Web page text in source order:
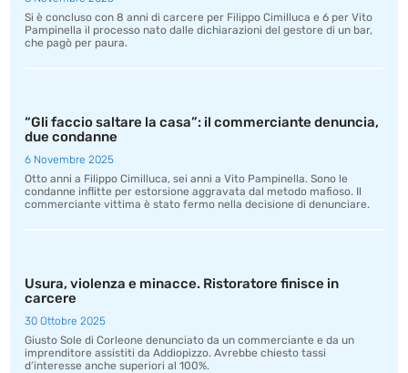
Si è concluso con 8 anni di carcere per Filippo Cimilluca e 6 per Vito
Pampinella il processo nato dalle dichiarazioni del gestore di un bar,
che pagò per paura.
“Gli faccio saltare la casa”: il commerciante denuncia,
due condanne
6 Novembre 2025
Otto anni a Filippo Cimilluca, sei anni a Vito Pampinella. Sono le
condanne inflitte per estorsione aggravata dal metodo mafioso. Il
commerciante vittima è stato fermo nella decisione di denunciare.
Usura, violenza e minacce. Ristoratore finisce in
carcere
30 Ottobre 2025
Giusto Sole di Corleone denunciato da un commerciante e da un
imprenditore assistiti da Addiopizzo. Avrebbe chiesto tassi
d’interesse anche superiori al 100%.